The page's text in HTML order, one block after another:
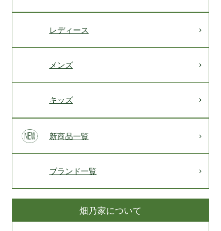
レディース
メンズ
キッズ
新商品一覧
ブランド一覧
畑乃家について